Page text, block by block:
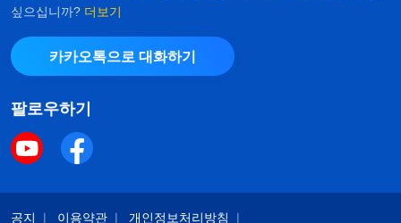
싶으십니까? 더보기
카카오톡으로 대화하기
팔로우하기
공지 이용약관 개인정보처리방침